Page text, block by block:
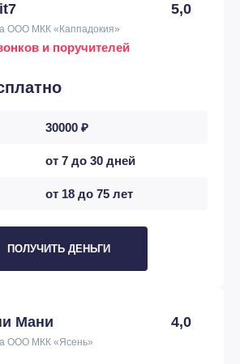
5,0
ООО МКК «Каппадокия»
и поручителей
30000 ₽
от 7 до 30 дней
от 18 до 75 лет
ПОЛУЧИТЬ ДЕНЬГИ
Мани 4,0
ООО МКК «Ясень»